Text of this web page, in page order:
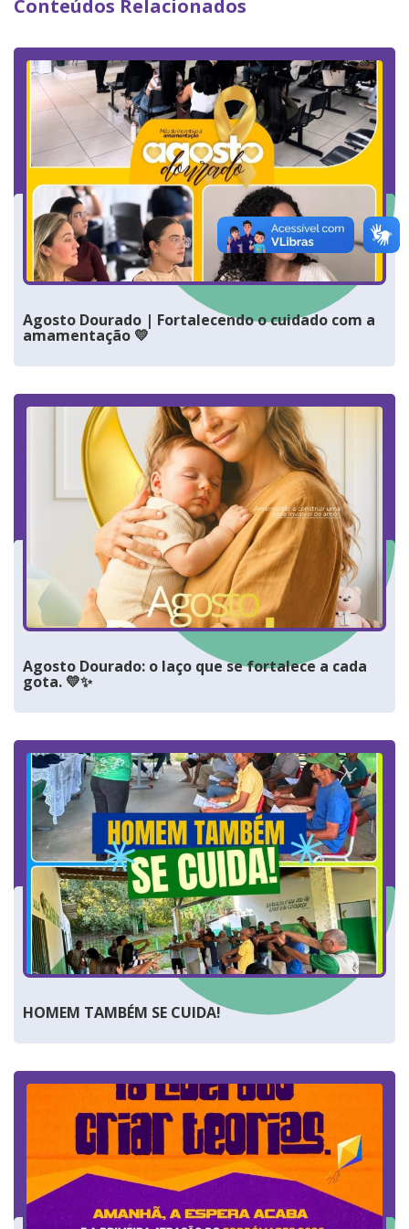
Conteúdos Relacionados
Agosto Dourado | Fortalecendo o cuidado com a
amamentação 💛
Agosto Dourado: o laço que se fortalece a cada
gota. 💛✨
HOMEM TAMBÉM SE CUIDA!